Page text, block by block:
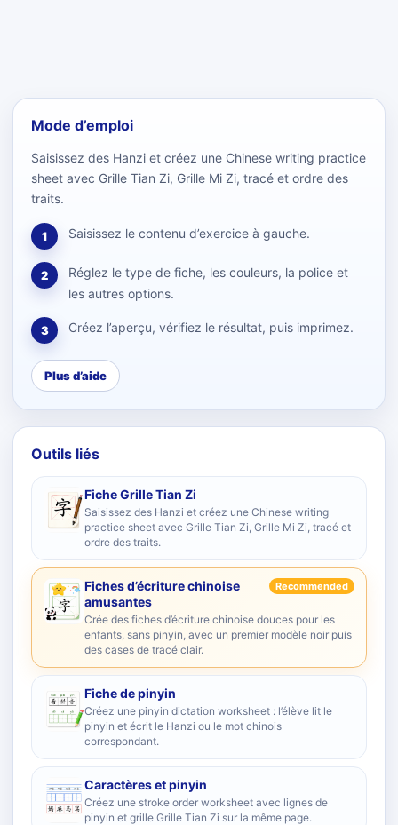
Mode d’emploi
Saisissez des Hanzi et créez une Chinese writing practice
sheet avec Grille Tian Zi, Grille Mi Zi, tracé et ordre des
traits.
1 Saisissez le contenu d’exercice à gauche.
2
Réglez le type de fiche, les couleurs, la police et
les autres options.
3 Créez l’aperçu, vérifiez le résultat, puis imprimez.
Plus d’aide
Outils liés
Fiche Grille Tian Zi
Saisissez des Hanzi et créez une Chinese writing
practice sheet avec Grille Tian Zi, Grille Mi Zi, tracé et
ordre des traits.
Fiches d’écriture chinoise
amusantes
Recommended
Crée des fiches d’écriture chinoise douces pour les
enfants, sans pinyin, avec un premier modèle noir puis
des cases de tracé clair.
Fiche de pinyin
Créez une pinyin dictation worksheet : l’élève lit le
pinyin et écrit le Hanzi ou le mot chinois
correspondant.
Caractères et pinyin
Créez une stroke order worksheet avec lignes de
pinyin et grille Grille Tian Zi sur la même page.